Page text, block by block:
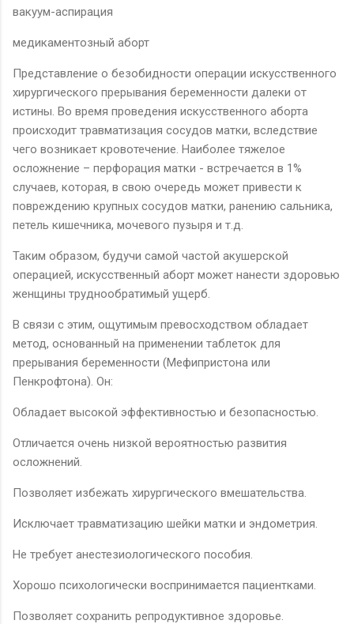
вакуум-аспирация
медикаментозный аборт
Представление о безобидности операции искусственного
хирургического прерывания беременности далеки от
истины. Во время проведения искусственного аборта
происходит травматизация сосудов матки, вследствие
чего возникает кровотечение. Наиболее тяжелое
осложнение – перфорация матки - встречается в 1%
случаев, которая, в свою очередь может привести к
повреждению крупных сосудов матки, ранению сальника,
петель кишечника, мочевого пузыря и т.д.
Таким образом, будучи самой частой акушерской
операцией, искусственный аборт может нанести здоровью
женщины труднообратимый ущерб.
В связи с этим, ощутимым превосходством обладает
метод, основанный на применении таблеток для
прерывания беременности (Мефипристона или
Пенкрофтона). Он:
Обладает высокой эффективностью и безопасностью.
Отличается очень низкой вероятностью развития
осложнений.
Позволяет избежать хирургического вмешательства.
Исключает травматизацию шейки матки и эндометрия.
Не требует анестезиологического пособия.
Хорошо психологически воспринимается пациентками.
Позволяет сохранить репродуктивное здоровье.